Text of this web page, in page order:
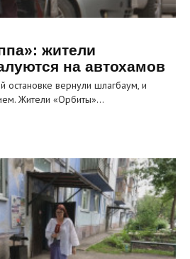
жители
на автохамов
остановке вернули шлагбаум, и
Жители «Орбиты»…